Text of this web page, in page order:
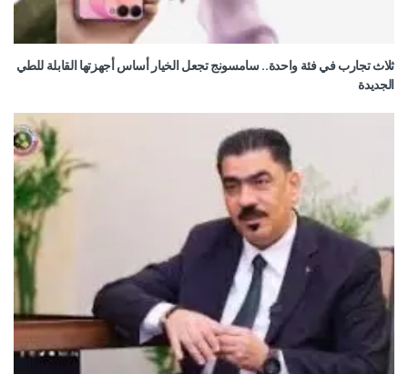
ثلاث تجارب في فئة واحدة.. سامسونج تجعل الخيار أساس أجهزتها القابلة للطي
الجديدة